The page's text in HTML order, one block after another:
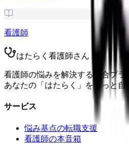
看護師
はたらく看護師さん
看護師の悩みを解決する総合プラ
あなたの「はたらく」をもっと自
サービス
悩み基点の転職支援
看護師の本音箱